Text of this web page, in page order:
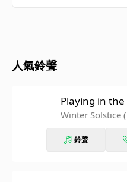
人氣鈴聲
Playing in
dson
Winter Solstice
鈴聲